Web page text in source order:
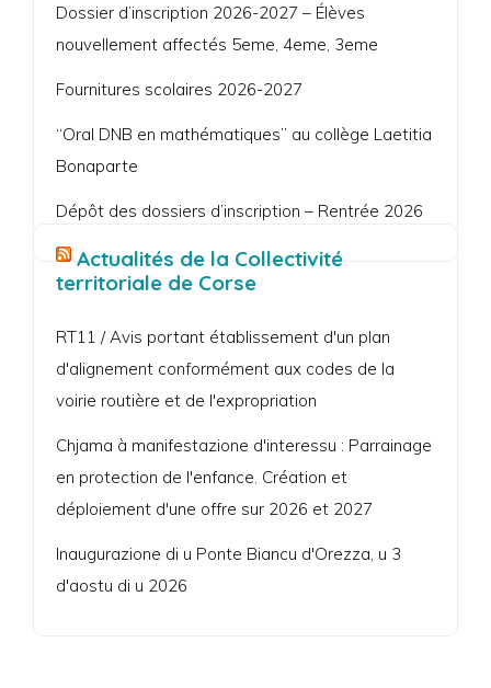
Dossier d’inscription 2026-2027 – Élèves
nouvellement affectés 5eme, 4eme, 3eme
Fournitures scolaires 2026-2027
“Oral DNB en mathématiques” au collège Laetitia
Bonaparte
Dépôt des dossiers d’inscription – Rentrée 2026
Actualités de la Collectivité
territoriale de Corse
RT11 / Avis portant établissement d'un plan
d'alignement conformément aux codes de la
voirie routière et de l'expropriation
Chjama à manifestazione d'interessu : Parrainage
en protection de l'enfance. Création et
déploiement d'une offre sur 2026 et 2027
Inaugurazione di u Ponte Biancu d'Orezza, u 3
d'aostu di u 2026